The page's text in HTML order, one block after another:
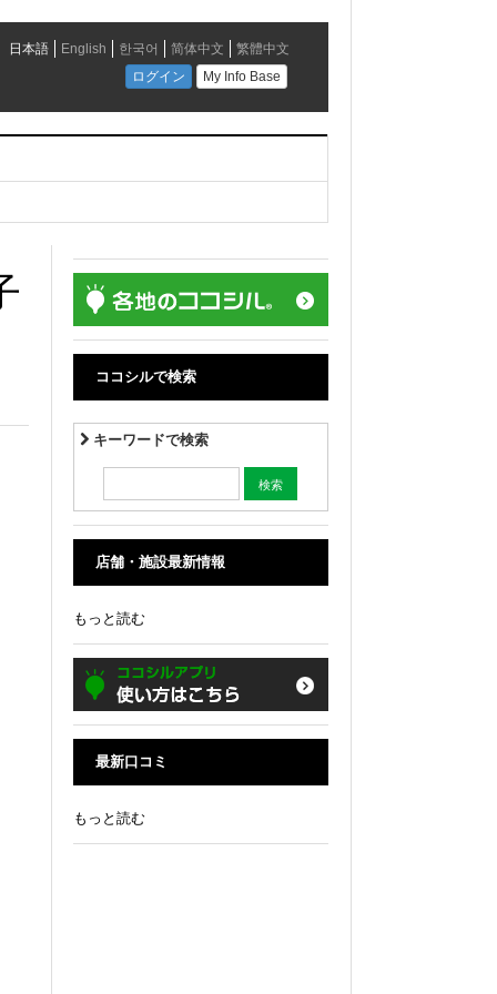
ココシルで検索
キーワードで検索
店舗・施設最新情報
もっと読む
最新口コミ
もっと読む